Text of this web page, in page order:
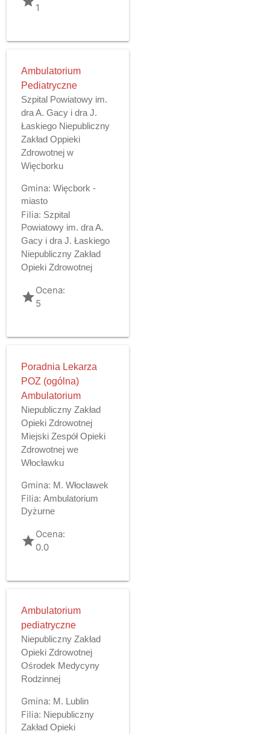
1
Ambulatorium
Pediatryczne
Szpital Powiatowy im.
dra A. Gacy i dra J.
Łaskiego Niepubliczny
Zakład Oppieki
Zdrowotnej w
Więcborku
Gmina: Więcbork -
miasto
Filia: Szpital
Powiatowy im. dra A.
Gacy i dra J. Łaskiego
Niepubliczny Zakład
Opieki Zdrowotnej
gradeOcena:
5
Poradnia Lekarza
POZ (ogólna)
Ambulatorium
Niepubliczny Zakład
Opieki Zdrowotnej
Miejski Zespół Opieki
Zdrowotnej we
Włocławku
Gmina: M. Włocławek
Filia: Ambulatorium
Dyżurne
gradeOcena:
0.0
Ambulatorium
pediatryczne
Niepubliczny Zakład
Opieki Zdrowotnej
Ośrodek Medycyny
Rodzinnej
Gmina: M. Lublin
Filia: Niepubliczny
Zakład Opieki